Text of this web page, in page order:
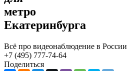
метро
Екатеринбурга
Всё про видеонаблюдение в России
+7 (495) 777-74-64
Поделиться